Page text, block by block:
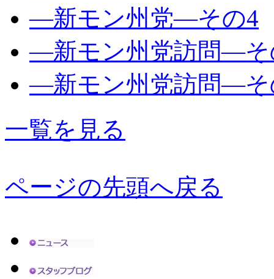
―新モン州党―その4
―新モン州党訪問―そ
―新モン州党訪問―そ
一覧を見る
ページの先頭へ戻る